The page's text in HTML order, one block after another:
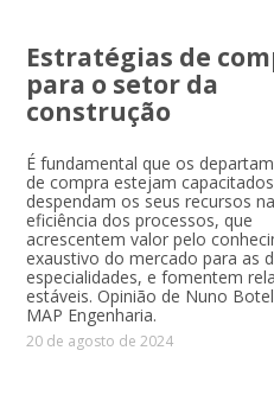
Estratégias de
para o setor da
construção
É fundamental que os
de compra estejam
despendam os seus recursos na
eficiência dos processos, que
acrescentem valor pelo
exaustivo do mercado para as
especialidades, e fomentem
estáveis. Opinião de Nuno
MAP Engenharia.
20 de agosto de 2024